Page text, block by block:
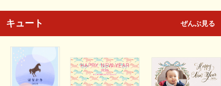
キュート ぜんぶ見る